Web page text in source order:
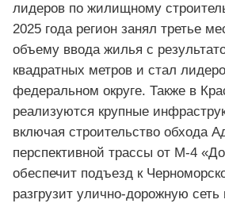
лидеров по жилищному
2025 года регион занял третье
объему ввода жилья с
квадратных метров и стал
федеральном округе. Также в
реализуются крупные
включая строительство обхода
перспективной трассы от М-4
обеспечит подъезд к
разгрузит улично-дорожную сеть